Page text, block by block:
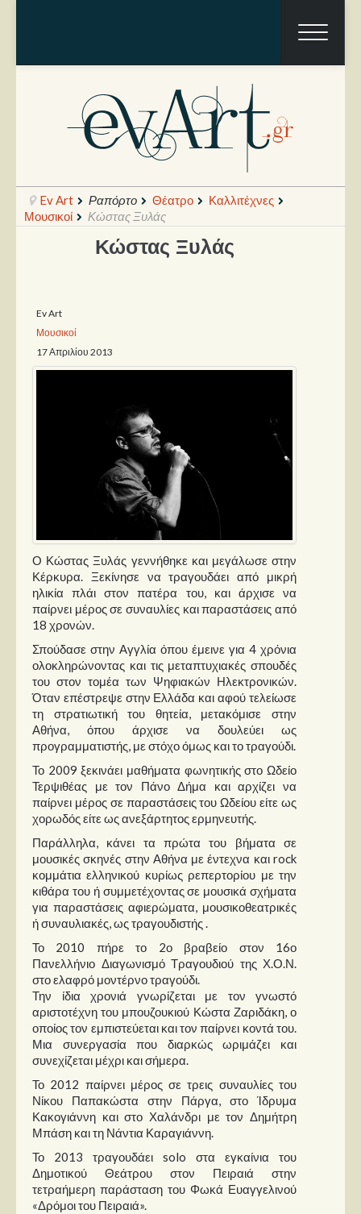
Ραπόρτο
Θέατρο
Συνεντεύξεις
Ταινίες
Καλλιτέχνες
Μουσικοί
Διάφοροι
Εκτός Συνόρων
Νέα
Στήλες
Polls
Small Talk
Blog
Ev Art Ραπόρτο Θέατρο
Καλλιτέχνες
Μουσικοί
Κώστας Ξυλάς
Κώστας Ξυλάς
Ev Art
Μουσικοί
17 Απριλίου 2013
Ο Κώστας Ξυλάς γεννήθηκε και μεγάλωσε στην
Κέρκυρα. Ξεκίνησε να τραγουδάει από μικρή
ηλικία πλάι στον πατέρα του, και άρχισε να
παίρνει μέρος σε συναυλίες και παραστάσεις από
18 χρονών.
Σπούδασε στην Αγγλία όπου έμεινε για 4 χρόνια
ολοκληρώνοντας και τις μεταπτυχιακές σπουδές
του στον τομέα των Ψηφιακών Ηλεκτρονικών.
Όταν επέστρεψε στην Ελλάδα και αφού τελείωσε
τη στρατιωτική του θητεία, μετακόμισε στην
Αθήνα, όπου άρχισε να δουλεύει ως
προγραμματιστής, με στόχο όμως και το τραγούδι.
Το 2009 ξεκινάει μαθήματα φωνητικής στο Ωδείο
Τερψιθέας με τον Πάνο Δήμα και αρχίζει να
παίρνει μέρος σε παραστάσεις του Ωδείου είτε ως
χορωδός είτε ως ανεξάρτητος ερμηνευτής.
Παράλληλα, κάνει τα πρώτα του βήματα σε
μουσικές σκηνές στην Αθήνα με έντεχνα και rock
κομμάτια ελληνικού κυρίως ρεπερτορίου με την
κιθάρα του ή συμμετέχοντας σε μουσικά σχήματα
για παραστάσεις αφιερώματα, μουσικοθεατρικές
ή συναυλιακές, ως τραγουδιστής .
Το 2010 πήρε το 2ο βραβείο στον 16ο
Πανελλήνιο Διαγωνισμό Τραγουδιού της Χ.Ο.Ν.
στο ελαφρό μοντέρνο τραγούδι.
Την ίδια χρονιά γνωρίζεται με τον γνωστό
αριστοτέχνη του μπουζουκιού Κώστα Ζαριδάκη, ο
οποίος τον εμπιστεύεται και τον παίρνει κοντά του.
Μια συνεργασία που διαρκώς ωριμάζει και
συνεχίζεται μέχρι και σήμερα.
Το 2012 παίρνει μέρος σε τρεις συναυλίες του
Νίκου Παπακώστα στην Πάργα, στο Ίδρυμα
Κακογιάννη και στο Χαλάνδρι με τον Δημήτρη
Μπάση και τη Νάντια Καραγιάννη.
Το 2013 τραγουδάει solo στα εγκαίνια του
Δημοτικού Θεάτρου στον Πειραιά στην
τετραήμερη παράσταση του Φωκά Ευαγγελινού
«Δρόμοι του Πειραιά».